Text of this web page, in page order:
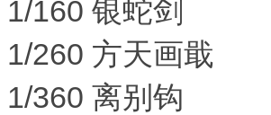
1/160 银蛇剑
1/260 方天画戢
1/360 离别钩